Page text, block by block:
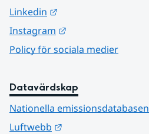
Linkedin
Instagram
Policy för sociala medier
Datavärdskap
Nationella emissionsdatabasen
Luftwebb